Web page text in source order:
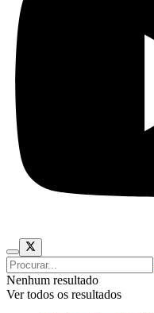
Nenhum resultado
Ver todos os resultados